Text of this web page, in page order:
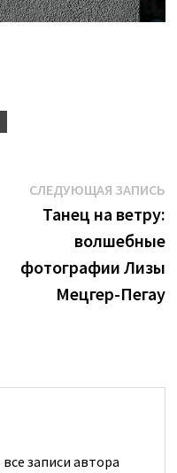
СЛЕДУЮЩАЯ ЗАПИСЬ
Танец на ветру:
волшебные
фотографии Лизы
Мецгер-Пегау
записи автора